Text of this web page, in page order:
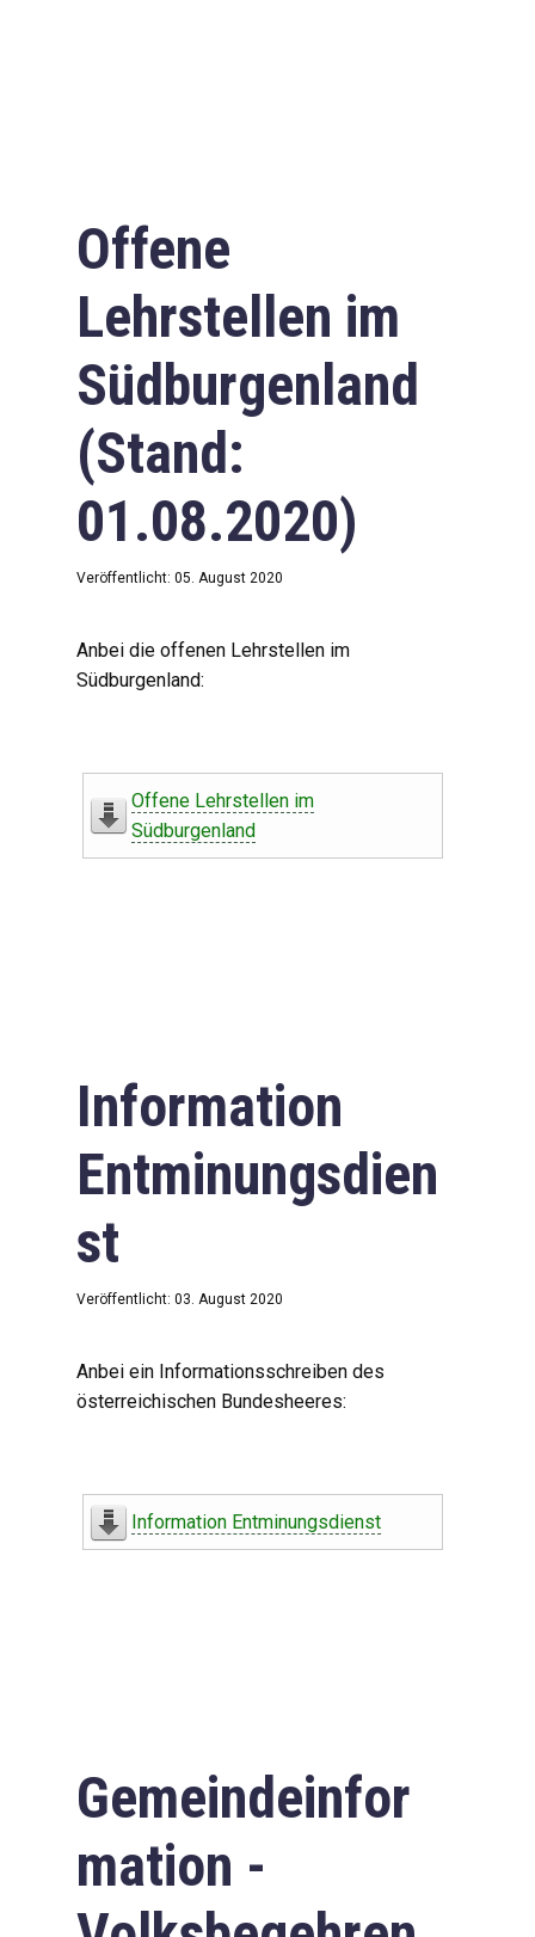
Offene
Lehrstellen im
Südburgenland
(Stand:
01.08.2020)
Veröffentlicht: 05. August 2020
Anbei die offenen Lehrstellen im
Südburgenland:
Offene Lehrstellen im
Südburgenland
Information
Entminungsdien
st
Veröffentlicht: 03. August 2020
Anbei ein Informationsschreiben des
österreichischen Bundesheeres:
Information Entminungsdienst
Gemeindeinfor
mation -